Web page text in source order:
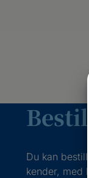
Du kan
kender, med